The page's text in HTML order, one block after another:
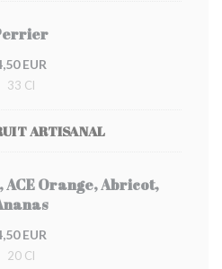
EUR
33 Cl
ARTISANAL
ACE Orange, Abricot,
EUR
20 Cl